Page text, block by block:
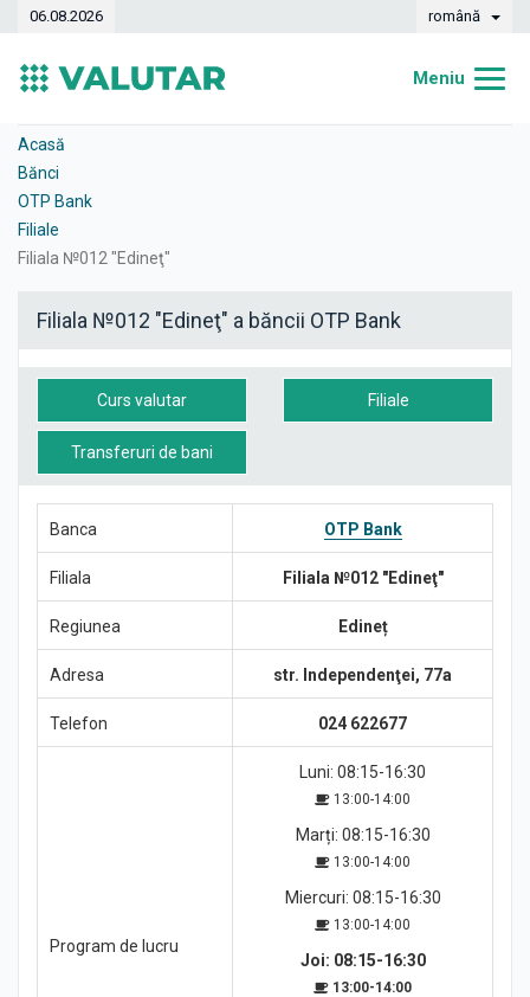
06.08.2026 română
Meniu
Transferuri de bani
Acasă
Bănci
OTP Bank
Filiale
Filiala №012 "Edineţ"
Filiala №012 "Edineţ" a băncii OTP Bank
Curs valutar Filiale
Transferuri de bani
Banca OTP Bank
Filiala Filiala №012 "Edineţ"
Regiunea Edineț
Adresa str. Independenţei, 77a
Telefon 024 622677
Program de lucru
Luni: 08:15-16:30
13:00-14:00
Marți: 08:15-16:30
13:00-14:00
Miercuri: 08:15-16:30
13:00-14:00
Joi: 08:15-16:30
13:00-14:00